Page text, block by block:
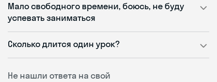
Не нашли ответа на свой
Мало свободного времени, боюсь, не буду
успевать заниматься
Сколько длится один урок?